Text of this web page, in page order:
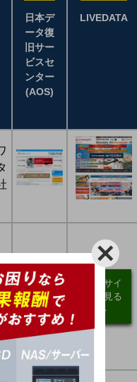
日本デ
ータ復
旧サー
ビスセ
ンター
(AOS)
LIVEDATA
公式
サイ
トを
見る
＞
公式サイ
トを見る
＞